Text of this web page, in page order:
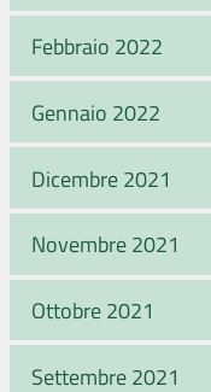
Febbraio 2022
Gennaio 2022
Dicembre 2021
Novembre 2021
Ottobre 2021
Settembre 2021